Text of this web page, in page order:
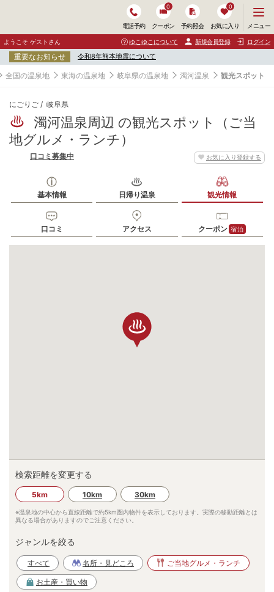
電話予約 クーポン
0
予約照会 お気に入り
0
ニ
ュ
ー
開
く
メニュー
ようこそ ゲストさん ゆこゆこについて 新規会員登録 ログイン
重要なお知らせ 令和8年熊本地震について
全国の温泉地 東海の温泉地 岐阜県の温泉地 濁河温泉 観光スポット
にごりご 岐阜県
濁河温泉周辺 の観光スポット（ご当
地グルメ・ランチ）
お気に入り登録する
口コミ募集中
基本情報 日帰り温泉 観光情報
口コミ アクセス クーポン 宿泊
検索距離を変更する
5km 10km 30km
※温泉地の中心から直線距離で約5km圏内物件を表示しております。実際の移動距離とは
異なる場合がありますのでご注意ください。
ジャンルを絞る
すべて 名所・見どころ ご当地グルメ・ランチ
お土産・買い物